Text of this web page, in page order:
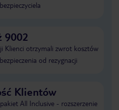
9002
Klienci otrzymali zwrot kosztów
od rezygnacji
Klientów
All Inclusive - rozszerzenie